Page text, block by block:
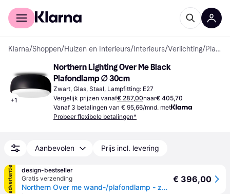
Voor shoppers
Klarna/Shoppen/Huizen en Interieurs/ Interieurs/Verlichting/ Plafondlampen
+1
Northern Lighting Over Me Black
Plafondlamp ∅ 30cm
Zwart, Glas, Staal, Lampfitting: E27
Vergelijk prijzen vanaf€ 287,00naar€ 405,70
Vanaf 3 betalingen van € 95,66/mnd. met
Probeer flexibele betalingen*
Aanbevolen Prijs incl. levering
advertentie
design-bestseller
Gratis verzending
Northern Over me wand-/plafondlamp - zwart mat - M
€ 396,00